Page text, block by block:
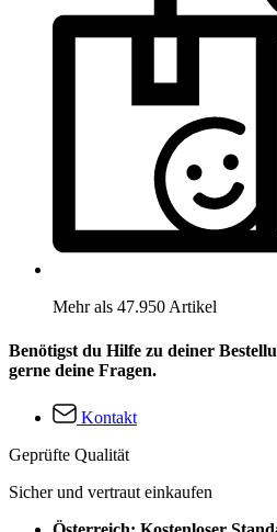
Mehr als 47.950 Artikel
Benötigst du Hilfe zu deiner
gerne deine Fragen.
Kontakt
Geprüfte Qualität
Sicher und vertraut einkaufen